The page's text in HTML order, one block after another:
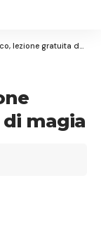
Resizer
gratuita de La scuola di magia
magia